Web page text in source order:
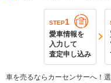
STEP1
愛車情報を
入力して
査定申し込み
車を売るならカーセンサーへ！